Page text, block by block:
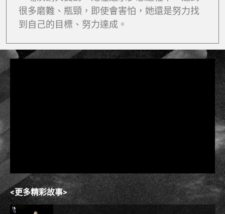
很多磨難、瓶頸，即使會害怕，她還是努力找
到自己的目標、努力達成。
<更多精彩故事>